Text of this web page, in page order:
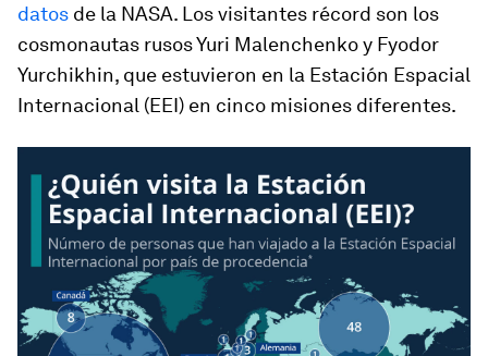
datos de la NASA. Los visitantes récord son los
cosmonautas rusos Yuri Malenchenko y Fyodor
Yurchikhin, que estuvieron en la Estación Espacial
Internacional (EEI) en cinco misiones diferentes.